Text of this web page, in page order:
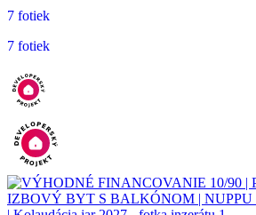
7 fotiek
7 fotiek